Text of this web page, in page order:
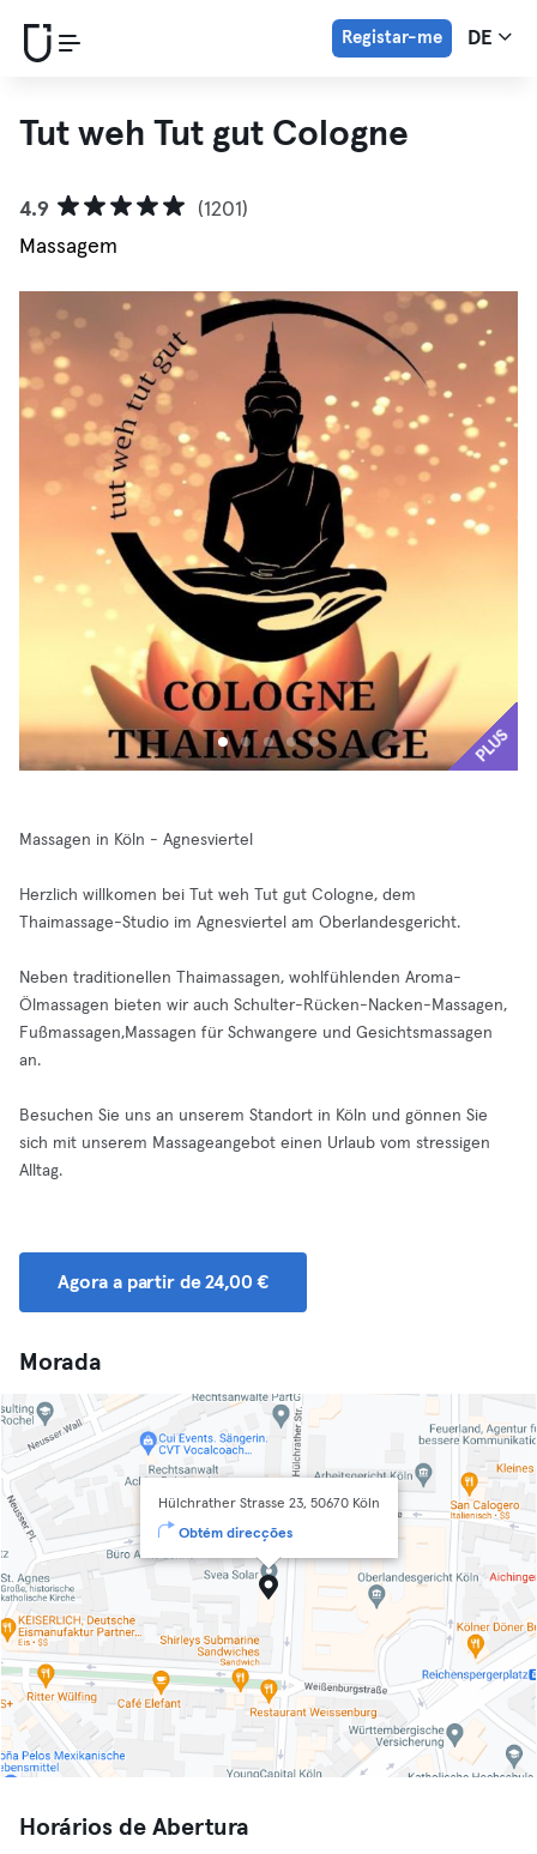
Registar-me DE
Tut weh Tut gut Cologne
4.9
(1201)
Massagem
PLUS
Massagen in Köln - Agnesviertel
Herzlich willkomen bei Tut weh Tut gut Cologne, dem
Thaimassage-Studio im Agnesviertel am Oberlandesgericht.
Neben traditionellen Thaimassagen, wohlfühlenden Aroma-
Ölmassagen bieten wir auch Schulter-Rücken-Nacken-Massagen,
Fußmassagen,Massagen für Schwangere und Gesichtsmassagen
an.
Besuchen Sie uns an unserem Standort in Köln und gönnen Sie
sich mit unserem Massageangebot einen Urlaub vom stressigen
Alltag.
Agora a partir de 24,00 €
Morada
Hülchrather Strasse 23, 50670 Köln
Obtém direcções
Horários de Abertura